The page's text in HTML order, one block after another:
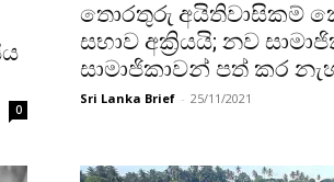
0
තොරතුරු අයිතිවාසිකම්
සභාව අක්‍රියයි; නව
සාමාජිකාවන් පත් කර
Sri Lanka Brief - 25/11/2021